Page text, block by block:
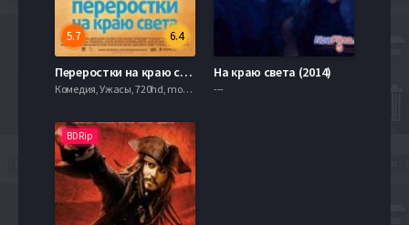
6.4
5.7
Переростки на краю света (2014)
Комедия, Ужасы, 720hd, mobilen,
На краю света (2014)
---
BDRip